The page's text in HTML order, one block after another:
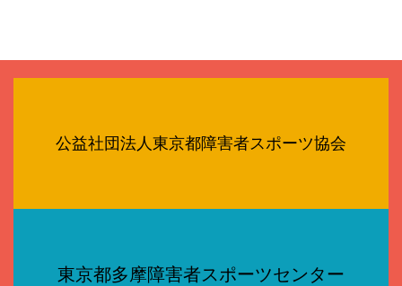
公益社団法人東京都障害者スポーツ協会
東京都多摩障害者スポーツセンター